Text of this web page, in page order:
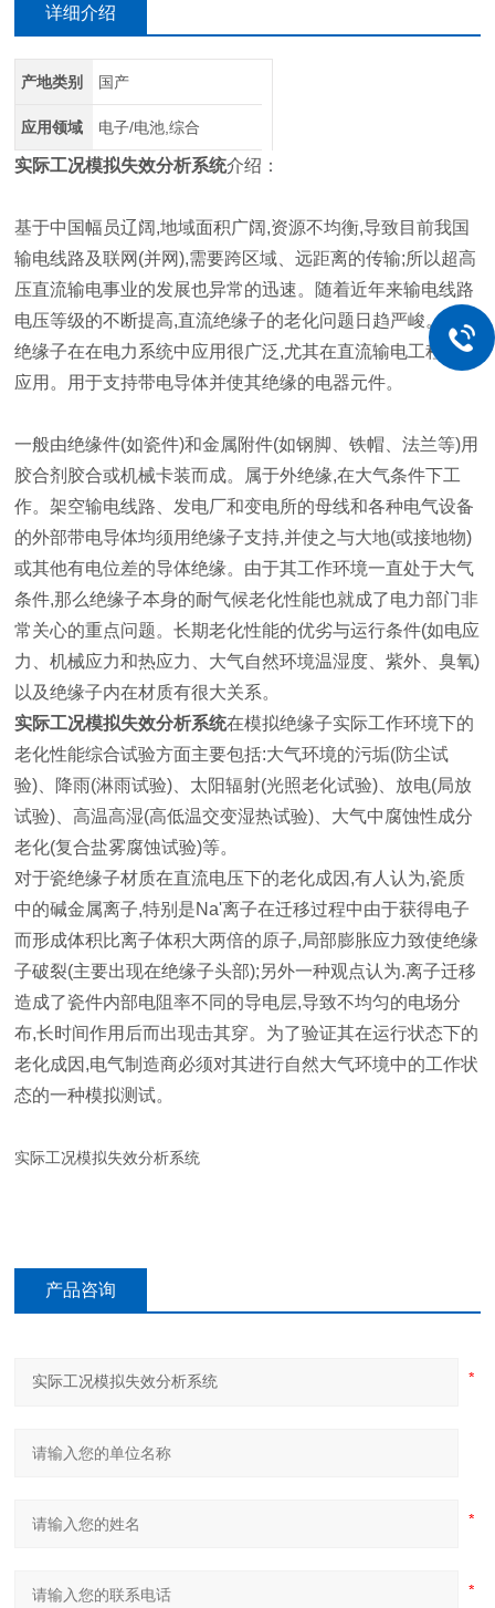
详细介绍
产地类别 国产
应用领域 电子/电池,综合
实际工况模拟失效分析系统介绍：
基于中国幅员辽阔,地域面积广阔,资源不均衡,导致目前我国
输电线路及联网(并网),需要跨区域、远距离的传输;所以超高
压直流输电事业的发展也异常的迅速。随着近年来输电线路
电压等级的不断提高,直流绝缘子的老化问题日趋严峻。直流
绝缘子在在电力系统中应用很广泛,尤其在直流输电工程中的
应用。用于支持带电导体并使其绝缘的电器元件。
一般由绝缘件(如瓷件)和金属附件(如钢脚、铁帽、法兰等)用
胶合剂胶合或机械卡装而成。属于外绝缘,在大气条件下工
作。架空输电线路、发电厂和变电所的母线和各种电气设备
的外部带电导体均须用绝缘子支持,并使之与大地(或接地物)
或其他有电位差的导体绝缘。由于其工作环境一直处于大气
条件,那么绝缘子本身的耐气候老化性能也就成了电力部门非
常关心的重点问题。长期老化性能的优劣与运行条件(如电应
力、机械应力和热应力、大气自然环境温湿度、紫外、臭氧)
以及绝缘子内在材质有很大关系。
实际工况模拟失效分析系统在模拟绝缘子实际工作环境下的
老化性能综合试验方面主要包括:大气环境的污垢(防尘试
验)、降雨(淋雨试验)、太阳辐射(光照老化试验)、放电(局放
试验)、高温高湿(高低温交变湿热试验)、大气中腐蚀性成分
老化(复合盐雾腐蚀试验)等。
对于瓷绝缘子材质在直流电压下的老化成因,有人认为,瓷质
中的碱金属离子,特别是Na'离子在迁移过程中由于获得电子
而形成体积比离子体积大两倍的原子,局部膨胀应力致使绝缘
子破裂(主要出现在绝缘子头部);另外一种观点认为.离子迁移
造成了瓷件内部电阻率不同的导电层,导致不均匀的电场分
布,长时间作用后而出现击其穿。为了验证其在运行状态下的
老化成因,电气制造商必须对其进行自然大气环境中的工作状
态的一种模拟测试。
实际工况模拟失效分析系统
产品咨询